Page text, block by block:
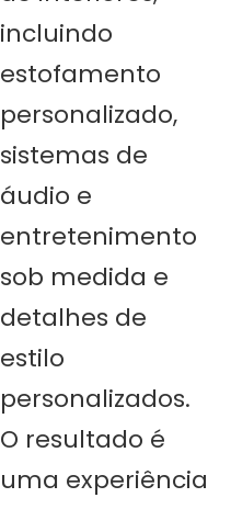
incluindo
estofamento
personalizado,
sistemas de
áudio e
entretenimento
sob medida e
detalhes de
estilo
personalizados.
O resultado é
uma experiência